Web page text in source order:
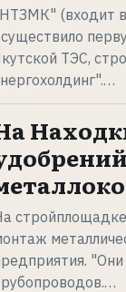
(входит
ТЭС,